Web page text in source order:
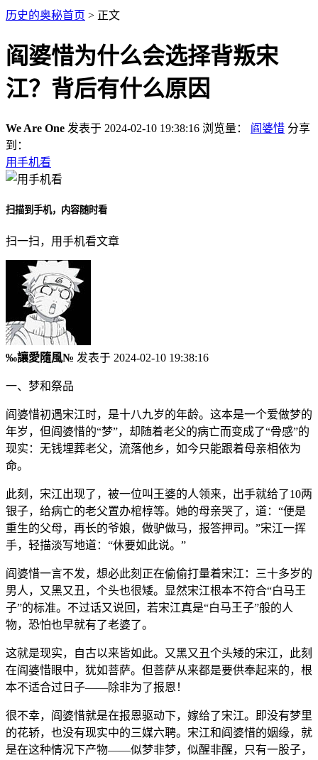
历史的奥秘首页 > 正文
阎婆惜为什么会选择背叛宋
江？背后有什么原因
We Are One 发表于 2024-02-10 19:38:16 浏览量： 阎婆惜 分享
到：
用手机看
扫描到手机，内容随时看
扫一扫，用手机看文章
‰讓愛隨風№ 发表于 2024-02-10 19:38:16
一、梦和祭品
阎婆惜初遇宋江时，是十八九岁的年龄。这本是一个爱做梦的
年岁，但阎婆惜的“梦”，却随着老父的病亡而变成了“骨感”的
现实：无钱埋葬老父，流落他乡，如今只能跟着母亲相依为
命。
此刻，宋江出现了，被一位叫王婆的人领来，出手就给了10两
银子，给病亡的老父置办棺椁等。她的母亲哭了，道：“便是
重生的父母，再长的爷娘，做驴做马，报答押司。”宋江一挥
手，轻描淡写地道：“休要如此说。”
阎婆惜一言不发，想必此刻正在偷偷打量着宋江：三十多岁的
男人，又黑又丑，个头也很矮。显然宋江根本不符合“白马王
子”的标准。不过话又说回，若宋江真是“白马王子”般的人
物，恐怕也早就有了老婆了。
这就是现实，自古以来皆如此。又黑又丑个头矮的宋江，此刻
在阎婆惜眼中，犹如菩萨。但菩萨从来都是要供奉起来的，根
本不适合过日子——除非为了报恩！
很不幸，阎婆惜就是在报恩驱动下，嫁给了宋江。即没有梦里
的花轿，也没有现实中的三媒六聘。宋江和阎婆惜的姻缘，就
是在这种情况下产物——似梦非梦，似醒非醒，只有一股子，